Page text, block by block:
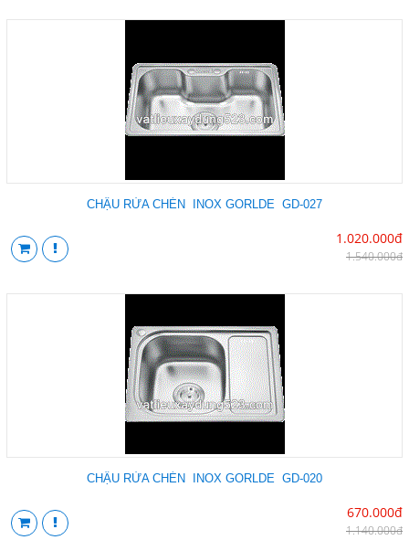
CHẬU RỬA CHÉN INOX GORLDE GD-027
1.020.000đ
1.540.000đ
CHẬU RỬA CHÉN INOX GORLDE GD-020
670.000đ
1.140.000đ